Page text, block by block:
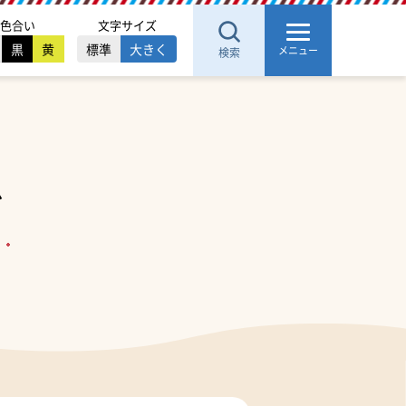
色合い
黒 黄
文字サイズ
標準 大きく 検索 メニュー